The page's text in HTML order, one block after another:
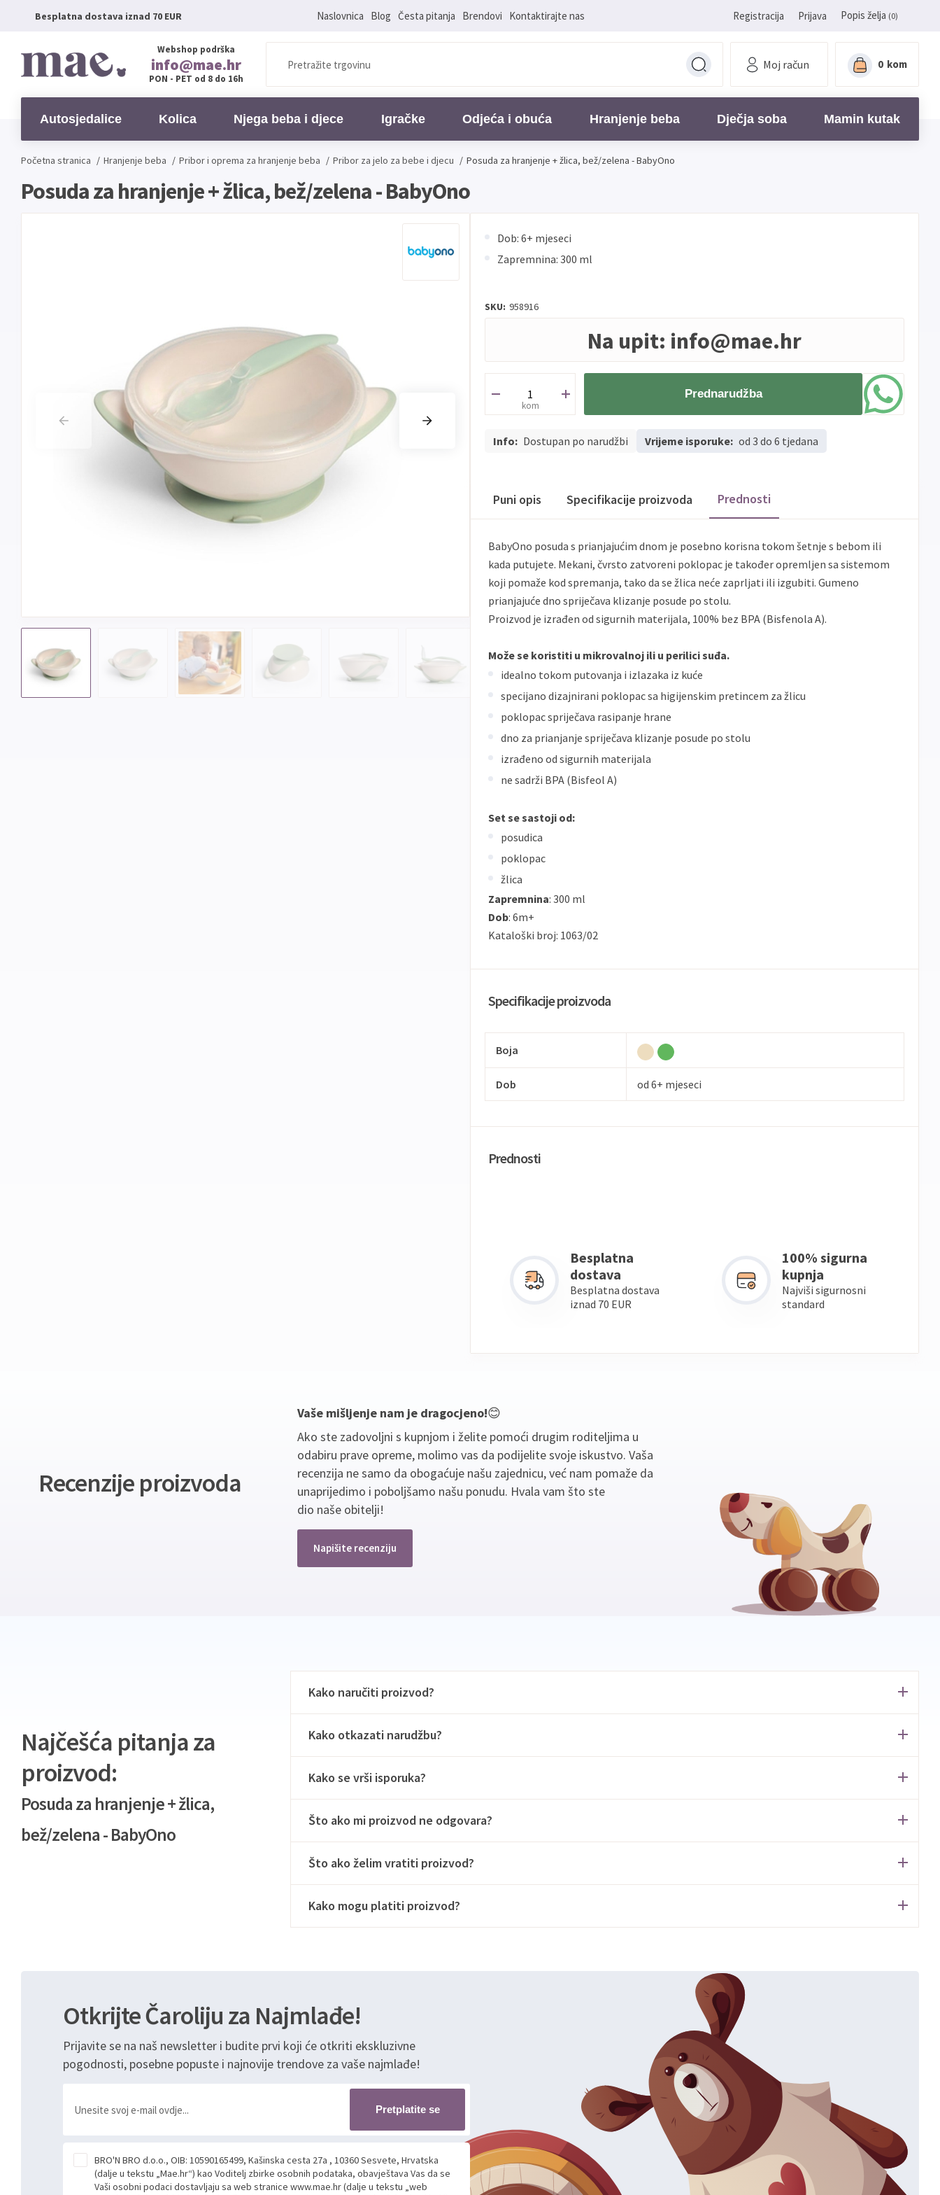
Besplatna dostava iznad 70 EUR Naslovnica Blog Česta pitanja Brendovi Kontaktirajte nas Registracija Prijava Popis želja (0)
Webshop podrška
info@mae.hr
PON - PET od 8 do 16h
Moj račun 0 kom
Autosjedalice Kolica Njega beba i djece Igračke Odjeća i obuća Hranjenje beba Dječja soba Mamin kutak
Početna stranica / Hranjenje beba / Pribor i oprema za hranjenje beba / Pribor za jelo za bebe i djecu / Posuda za hranjenje + žlica, bež/zelena - BabyOno
Posuda za hranjenje + žlica, bež/zelena - BabyOno
Dob: 6+ mjeseci
Zapremnina: 300 ml
SKU: 958916
Na upit: info@mae.hr
kom
Prednarudžba
Info: Dostupan po narudžbi Vrijeme isporuke: od 3 do 6 tjedana
Puni opis Specifikacije proizvoda Prednosti
BabyOno posuda s prianjajućim dnom je posebno korisna tokom šetnje s bebom ili
kada putujete. Mekani, čvrsto zatvoreni poklopac je također opremljen sa sistemom
koji pomaže kod spremanja, tako da se žlica neće zaprljati ili izgubiti. Gumeno
prianjajuće dno spriječava klizanje posude po stolu.
Proizvod je izrađen od sigurnih materijala, 100% bez BPA (Bisfenola A).
Može se koristiti u mikrovalnoj ili u perilici suđa.
idealno tokom putovanja i izlazaka iz kuće
specijano dizajnirani poklopac sa higijenskim pretincem za žlicu
poklopac spriječava rasipanje hrane
dno za prianjanje spriječava klizanje posude po stolu
izrađeno od sigurnih materijala
ne sadrži BPA (Bisfeol A)
Set se sastoji od:
posudica
poklopac
žlica
Zapremnina: 300 ml
Dob: 6m+
Kataloški broj: 1063/02
Specifikacije proizvoda
Boja
Dob od 6+ mjeseci
Prednosti
Besplatna
dostava
Besplatna dostava
iznad 70 EUR
100% sigurna
kupnja
Najviši sigurnosni
standard
Recenzije proizvoda
Vaše mišljenje nam je dragocjeno!😊
Ako ste zadovoljni s kupnjom i želite pomoći drugim roditeljima u
odabiru prave opreme, molimo vas da podijelite svoje iskustvo. Vaša
recenzija ne samo da obogaćuje našu zajednicu, već nam pomaže da
unaprijedimo i poboljšamo našu ponudu. Hvala vam što ste
dio naše obitelji!
Napišite recenziju
Najčešća pitanja za
proizvod:
Posuda za hranjenje + žlica,
bež/zelena - BabyOno
Kako naručiti proizvod?
Kako otkazati narudžbu?
Kako se vrši isporuka?
Što ako mi proizvod ne odgovara?
Što ako želim vratiti proizvod?
Kako mogu platiti proizvod?
Otkrijte Čaroliju za Najmlađe!
Prijavite se na naš newsletter i budite prvi koji će otkriti ekskluzivne
pogodnosti, posebne popuste i najnovije trendove za vaše najmlađe!
Pretplatite se
BRO'N BRO d.o.o., OIB: 10590165499, Kašinska cesta 27a , 10360 Sesvete, Hrvatska
(dalje u tekstu „Mae.hr“) kao Voditelj zbirke osobnih podataka, obavještava Vas da se
Vaši osobni podaci dostavljaju sa web stranice www.mae.hr (dalje u tekstu „web